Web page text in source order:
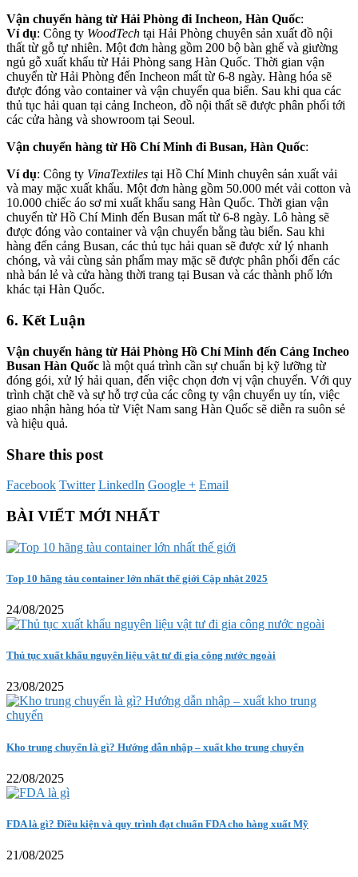
Vận chuyển hàng từ Hải Phòng đi Incheon, Hàn Quốc:
Ví dụ: Công ty WoodTech tại Hải Phòng chuyên sản xuất đồ nội
thất từ gỗ tự nhiên. Một đơn hàng gồm 200 bộ bàn ghế và giường
ngủ gỗ xuất khẩu từ Hải Phòng sang Hàn Quốc. Thời gian vận
chuyển từ Hải Phòng đến Incheon mất từ 6-8 ngày. Hàng hóa sẽ
được đóng vào container và vận chuyển qua biển. Sau khi qua các
thủ tục hải quan tại cảng Incheon, đồ nội thất sẽ được phân phối tới
các cửa hàng và showroom tại Seoul.
Vận chuyển hàng từ Hồ Chí Minh đi Busan, Hàn Quốc:
Ví dụ: Công ty VinaTextiles tại Hồ Chí Minh chuyên sản xuất vải
và may mặc xuất khẩu. Một đơn hàng gồm 50.000 mét vải cotton và
10.000 chiếc áo sơ mi xuất khẩu sang Hàn Quốc. Thời gian vận
chuyển từ Hồ Chí Minh đến Busan mất từ 6-8 ngày. Lô hàng sẽ
được đóng vào container và vận chuyển bằng tàu biển. Sau khi
hàng đến cảng Busan, các thủ tục hải quan sẽ được xử lý nhanh
chóng, và vải cùng sản phẩm may mặc sẽ được phân phối đến các
nhà bán lẻ và cửa hàng thời trang tại Busan và các thành phố lớn
khác tại Hàn Quốc.
6. Kết Luận
Vận chuyển hàng từ Hải Phòng Hồ Chí Minh đến Cảng Incheo
Busan Hàn Quốc là một quá trình cần sự chuẩn bị kỹ lưỡng từ
đóng gói, xử lý hải quan, đến việc chọn đơn vị vận chuyển. Với quy
trình chặt chẽ và sự hỗ trợ của các công ty vận chuyển uy tín, việc
giao nhận hàng hóa từ Việt Nam sang Hàn Quốc sẽ diễn ra suôn sẻ
và hiệu quả.
Share this post
Facebook Twitter LinkedIn Google + Email
BÀI VIẾT MỚI NHẤT
Top 10 hãng tàu container lớn nhất thế giới Cập nhật 2025
24/08/2025
Thủ tục xuất khẩu nguyên liệu vật tư đi gia công nước ngoài
23/08/2025
Kho trung chuyển là gì? Hướng dẫn nhập – xuất kho trung chuyển
22/08/2025
FDA là gì? Điều kiện và quy trình đạt chuẩn FDA cho hàng xuất Mỹ
21/08/2025